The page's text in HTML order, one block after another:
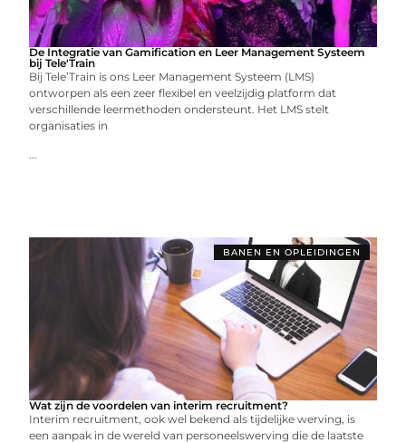
De Integratie van Gamification en Leer Management Systeem
bij Tele'Train
Bij Tele’Train is ons Leer Management Systeem (LMS)
ontworpen als een zeer flexibel en veelzijdig platform dat
verschillende leermethoden ondersteunt. Het LMS stelt
organisaties in
...
BANEN EN OPLEIDINGEN
Wat zijn de voordelen van interim recruitment?
Interim recruitment, ook wel bekend als tijdelijke werving, is
een aanpak in de wereld van personeelswerving die de laatste